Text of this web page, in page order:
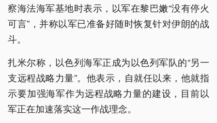
察海法海军基地时表示，以军在黎巴嫩“没有停火
可言”，并称以军已准备好随时恢复针对伊朗的战
斗。
扎米尔称，以色列海军正成为以色列军队的“另一
支远程战略力量”。他表示，自就任以来，他就指
示要加强海军作为远程战略力量的建设，目前以
军正在加速落实这一作战理念。